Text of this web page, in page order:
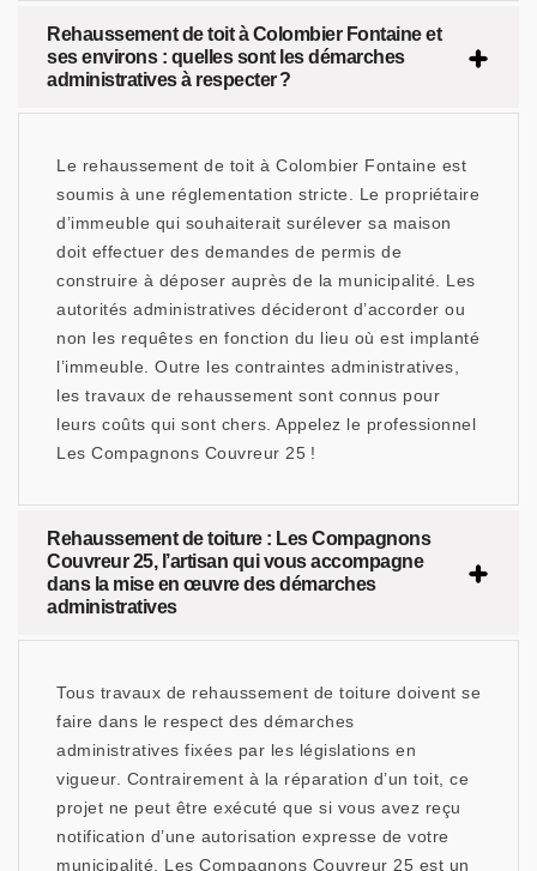
Rehaussement de toit à Colombier Fontaine et
ses environs : quelles sont les démarches
administratives à respecter ?
Le rehaussement de toit à Colombier Fontaine est
soumis à une réglementation stricte. Le propriétaire
d’immeuble qui souhaiterait surélever sa maison
doit effectuer des demandes de permis de
construire à déposer auprès de la municipalité. Les
autorités administratives décideront d’accorder ou
non les requêtes en fonction du lieu où est implanté
l’immeuble. Outre les contraintes administratives,
les travaux de rehaussement sont connus pour
leurs coûts qui sont chers. Appelez le professionnel
Les Compagnons Couvreur 25 !
Rehaussement de toiture : Les Compagnons
Couvreur 25, l’artisan qui vous accompagne
dans la mise en œuvre des démarches
administratives
Tous travaux de rehaussement de toiture doivent se
faire dans le respect des démarches
administratives fixées par les législations en
vigueur. Contrairement à la réparation d’un toit, ce
projet ne peut être exécuté que si vous avez reçu
notification d’une autorisation expresse de votre
municipalité. Les Compagnons Couvreur 25 est un